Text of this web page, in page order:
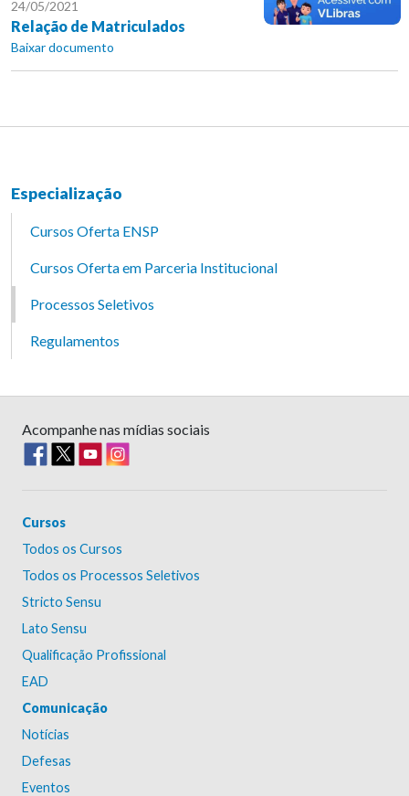
24/05/2021
Relação de Matriculados
Baixar documento
Especialização
Cursos Oferta ENSP
Cursos Oferta em Parceria Institucional
Processos Seletivos
Regulamentos
Acompanhe nas mídias sociais
Cursos
Todos os Cursos
Todos os Processos Seletivos
Stricto Sensu
Lato Sensu
Qualificação Profissional
EAD
Comunicação
Notícias
Defesas
Eventos